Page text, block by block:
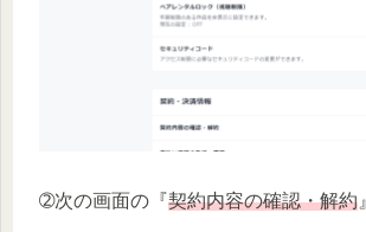
➁次の画面の『契約内容の確認・解約